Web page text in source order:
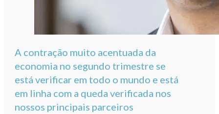
A contração muito acentuada da
economia no segundo trimestre se
está verificar em todo o mundo e está
em linha com a queda verificada nos
nossos principais parceiros